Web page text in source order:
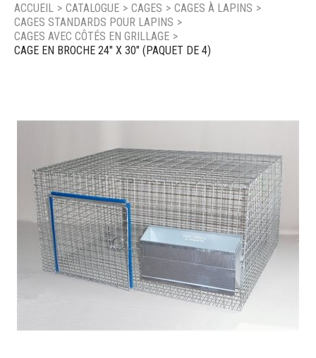
Catalogue de produit
Nouveaux produits
Nous joindre
ACCUEIL > CATALOGUE > CAGES > CAGES À LAPINS >
CAGES STANDARDS POUR LAPINS >
CAGES AVEC CÔTÉS EN GRILLAGE >
CAGE EN BROCHE 24" X 30" (PAQUET DE 4)